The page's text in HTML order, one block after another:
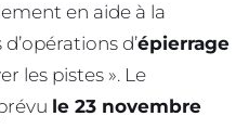
en aide à la
d’épierrage
les pistes ». Le
le 23 novembre